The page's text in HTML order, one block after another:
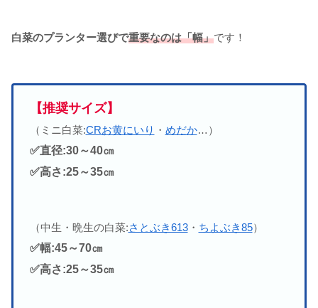
白菜のプランター選びで重要なのは「幅」です！
【推奨サイズ】
（ミニ白菜:CRお黄にいり ・ めだか…）
✅直径:30～40㎝
✅高さ:25～35㎝
（中生・晩生の白菜:さとぶき613・ ちよぶき85）
✅幅:45～70㎝
✅高さ:25～35㎝